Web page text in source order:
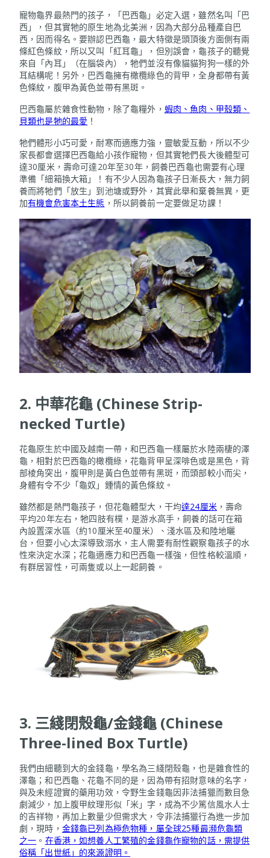
寵物龜界最熱門的孩子，「巴西龜」必定入選，雖然名叫「巴
西」，但其實牠的原生地為北美洲，因為大部分品種產自巴
西，因而得名。要辦認巴西龜，最大特徵是頭頂後方面側有兩
條紅色條紋，所以又叫「紅耳龜」，但別誤會，龜孩子的聽覺
來自「內耳」（在腦袋內），牠們並沒有像貓貓狗狗一樣的外
耳結構呢！另外，巴西龜擁有橄欖綠色的背甲，全身都帶有黃
色條紋，腹甲為黃色並帶有黑斑。
巴西龜屬於雜食性動物，除了龜糧外， 蝦肉、魚肉、甲殼類、
貝類也是牠的最愛 ！
牠們體形小巧可愛，耐寒而適應力強，靈敏愛互動，所以不少
家長都會選擇巴西龜給小孩作寵物，但其實牠們長大後體型可
達30厘米，壽命可達20年至30年，飼養巴西龜也需要有心理
準備「細箱換大箱」！有不少人因為龜孩子日漸長大，無力飼
養而將牠們「放生」到池塘或野外，其實此舉和棄養無異，更
加有機會危害本土生態 ，所以飼養前一定要做足功課！
2. 中華花龜 (Chinese Strip-
necked Turtle)
花龜原生於中國及越南一帶，和巴西龜一樣屬於水陸兩棲的澤
龜，相對於巴西龜的橄欖綠，花龜背甲呈深啡色或是黑色，背
部棱角突出，腹甲則是黃白色並帶有黑斑，而頭部較小而尖，
身體有令不少「龜奴」鍾情的黃色條紋。
雖然都是熱門龜孩子，但花龜體型大，干均達24厘米，壽命
平均20年左右，牠四肢有樸，是游水高手，飼養的話可在箱
內設置深水區（約10厘米至40厘米）、淺水區及和陸地曬
台，但要小心太深導致溺水，主人需要有耐性觀察龜孩子的水
性來決定水深；花龜適應力和巴西龜一樣強，但性格較溫順，
有群居習性，可兩隻或以上一起飼養。
3. 三綫閉殼龜/金錢龜 (Chinese
Three-lined Box Turtle)
我們由細聽到大的金錢龜，學名為三綫閉殼龜，也是雜食性的
澤龜；和巴西龜、花龜不同的是，因為帶有招財意味的名字，
與及未經證實的藥用功效，令野生金錢龜因非法捕獵而數目急
劇減少，加上腹甲紋理形似「米」字，成為不少篤信風水人士
的吉祥物，再加上數量少但需求大，令非法捕獵行為進一步加
劇，現時， 金錢龜已列為極危物種，屬全球25種最瀕危龜類
之一 。 在香港，如想養人工繁殖的金錢龜作寵物的話，需提供
俗稱「出世紙」的來源證明。